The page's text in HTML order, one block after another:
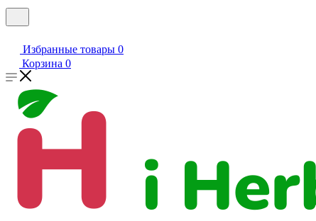
Избранные товары 0
Корзина 0